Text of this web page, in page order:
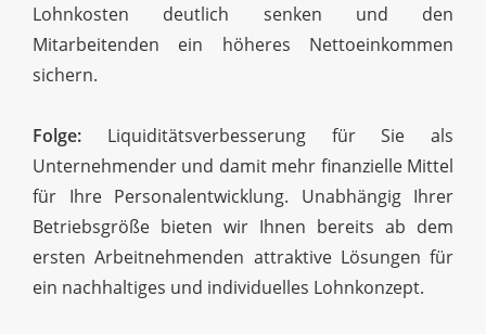
Lohnkosten deutlich senken und den
Mitarbeitenden ein höheres Nettoeinkommen
sichern.
Folge: Liquiditätsverbesserung für Sie als
Unternehmender und damit mehr finanzielle Mittel
für Ihre Personalentwicklung. Unabhängig Ihrer
Betriebsgröße bieten wir Ihnen bereits ab dem
ersten Arbeitnehmenden attraktive Lösungen für
ein nachhaltiges und individuelles Lohnkonzept.